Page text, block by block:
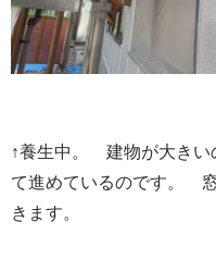
↑養生中。 建物が大きい
て進めているのです。
きます。